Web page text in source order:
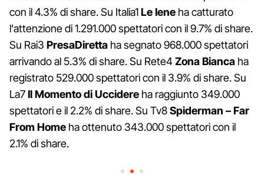
con il 4.3% di share. Su Italia1Le Iene ha catturato
l'attenzione di 1.291.000 spettatori con il 9.7% di share.
Su Rai3 PresaDiretta ha segnato 968.000 spettatori
arrivando al 5.3% di share. Su Rete4Zona Bianca ha
registrato 529.000 spettatori con il 3.9% di share. Su
La7Il Momento di Uccidere ha raggiunto 349.000
spettatori e il 2.2% di share. Su Tv8Spiderman – Far
From Home ha ottenuto 343.000 spettatori con il
2.1% di share.